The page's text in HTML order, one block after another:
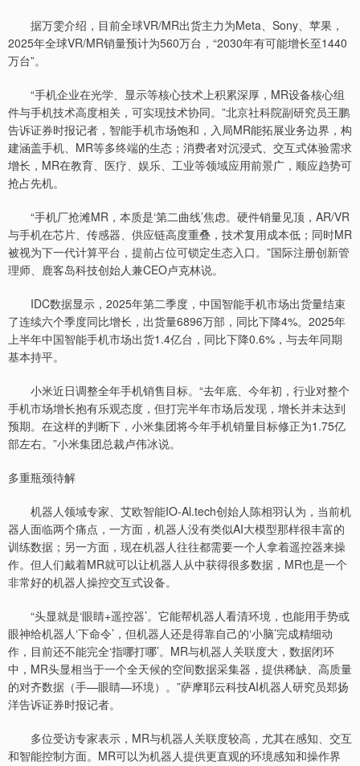
据万雯介绍，目前全球VR/MR出货主力为Meta、Sony、苹果，
2025年全球VR/MR销量预计为560万台，“2030年有可能增长至1440
万台”。
“手机企业在光学、显示等核心技术上积累深厚，MR设备核心组
件与手机技术高度相关，可实现技术协同。”北京社科院副研究员王鹏
告诉证券时报记者，智能手机市场饱和，入局MR能拓展业务边界，构
建涵盖手机、MR等多终端的生态；消费者对沉浸式、交互式体验需求
增长，MR在教育、医疗、娱乐、工业等领域应用前景广，顺应趋势可
抢占先机。
“手机厂抢滩MR，本质是‘第二曲线’焦虑。硬件销量见顶，AR/VR
与手机在芯片、传感器、供应链高度重叠，技术复用成本低；同时MR
被视为下一代计算平台，提前占位可锁定生态入口。”国际注册创新管
理师、鹿客岛科技创始人兼CEO卢克林说。
IDC数据显示，2025年第二季度，中国智能手机市场出货量结束
了连续六个季度同比增长，出货量6896万部，同比下降4%。2025年
上半年中国智能手机市场出货1.4亿台，同比下降0.6%，与去年同期
基本持平。
小米近日调整全年手机销售目标。“去年底、今年初，行业对整个
手机市场增长抱有乐观态度，但打完半年市场后发现，增长并未达到
预期。在这样的判断下，小米集团将今年手机销量目标修正为1.75亿
部左右。”小米集团总裁卢伟冰说。
多重瓶颈待解
机器人领域专家、艾欧智能IO-Al.tech创始人陈相羽认为，当前机
器人面临两个痛点，一方面，机器人没有类似AI大模型那样很丰富的
训练数据；另一方面，现在机器人往往都需要一个人拿着遥控器来操
作。但人们戴着MR就可以让机器人从中获得很多数据，MR也是一个
非常好的机器人操控交互式设备。
“头显就是‘眼睛+遥控器’。它能帮机器人看清环境，也能用手势或
眼神给机器人‘下命令’，但机器人还是得靠自己的‘小脑’完成精细动
作，目前还不能完全‘指哪打哪’。MR与机器人关联度大，数据闭环
中，MR头显相当于一个全天候的空间数据采集器，提供稀缺、高质量
的对齐数据（手—眼睛—环境）。”萨摩耶云科技AI机器人研究员郑扬
洋告诉证券时报记者。
多位受访专家表示，MR与机器人关联度较高，尤其在感知、交互
和智能控制方面。MR可以为机器人提供更直观的环境感知和操作界